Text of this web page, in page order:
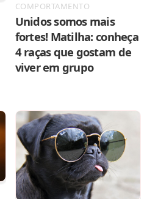
COMPORTAMENTO
Unidos somos mais
fortes! Matilha: conheça
4 raças que gostam de
viver em grupo